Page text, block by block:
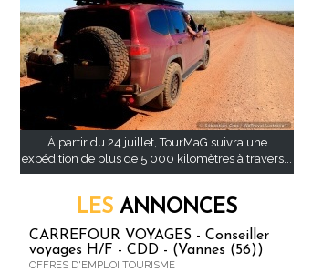
À partir du 24 juillet, TourMaG suivra une
expédition de plus de 5 000 kilomètres à travers...
LES ANNONCES
CARREFOUR VOYAGES - Conseiller
voyages H/F - CDD - (Vannes (56))
OFFRES D'EMPLOI TOURISME